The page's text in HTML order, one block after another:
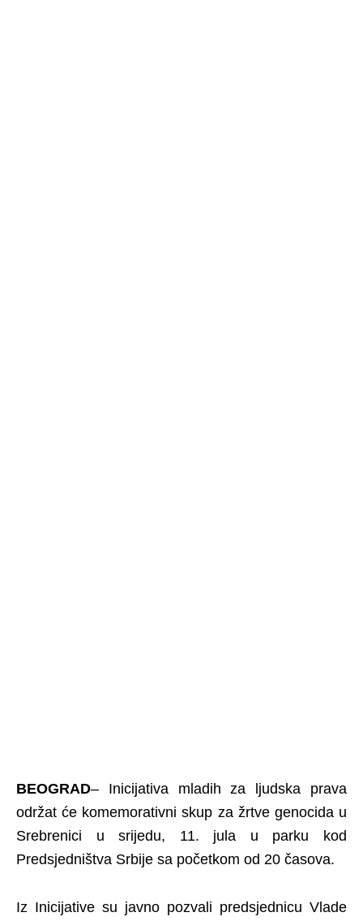
BEOGRAD– Inicijativa mladih za ljudska prava
održat će komemorativni skup za žrtve genocida u
Srebrenici u srijedu, 11. jula u parku kod
Predsjedništva Srbije sa početkom od 20 časova.
Iz Inicijative su javno pozvali predsjednicu Vlade